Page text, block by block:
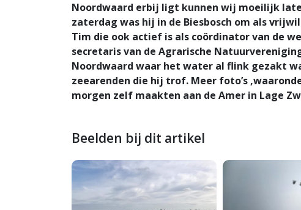
Noordwaard erbij ligt kunnen wij moeilijk
zaterdag was hij in de Biesbosch om als
Tim die ook actief is als coördinator van de
secretaris van de Agrarische
Noordwaard waar het water al flink gezakt
zeearenden die hij trof. Meer foto’s
morgen zelf maakten aan de Amer in Lage
Beelden bij dit artikel